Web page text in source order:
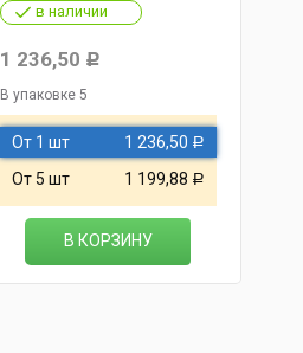
в наличии
1 236,50 Р
В упаковке 5
От 1 шт 1 236,50 Р
От 5 шт 1 199,88 Р
В КОРЗИНУ